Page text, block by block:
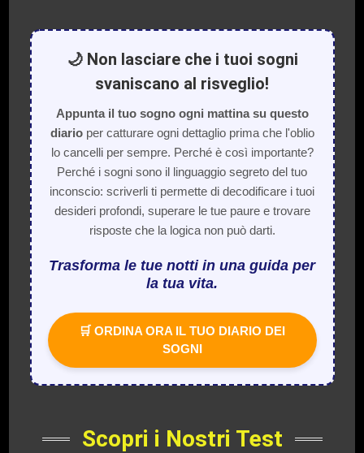
🌙 Non lasciare che i tuoi sogni
svaniscano al risveglio!
Appunta il tuo sogno ogni mattina su questo
diarioper catturare ogni dettaglio prima che l'oblio
lo cancelli per sempre. Perché è così importante?
Perché i sogni sono il linguaggio segreto del tuo
inconscio: scriverli ti permette di decodificare i tuoi
desideri profondi, superare le tue paure e trovare
risposte che la logica non può darti.
Trasforma le tue notti in una guida per
la tua vita.
🛒 ORDINA ORA IL TUO DIARIO DEI
SOGNI
Scopri i Nostri Test